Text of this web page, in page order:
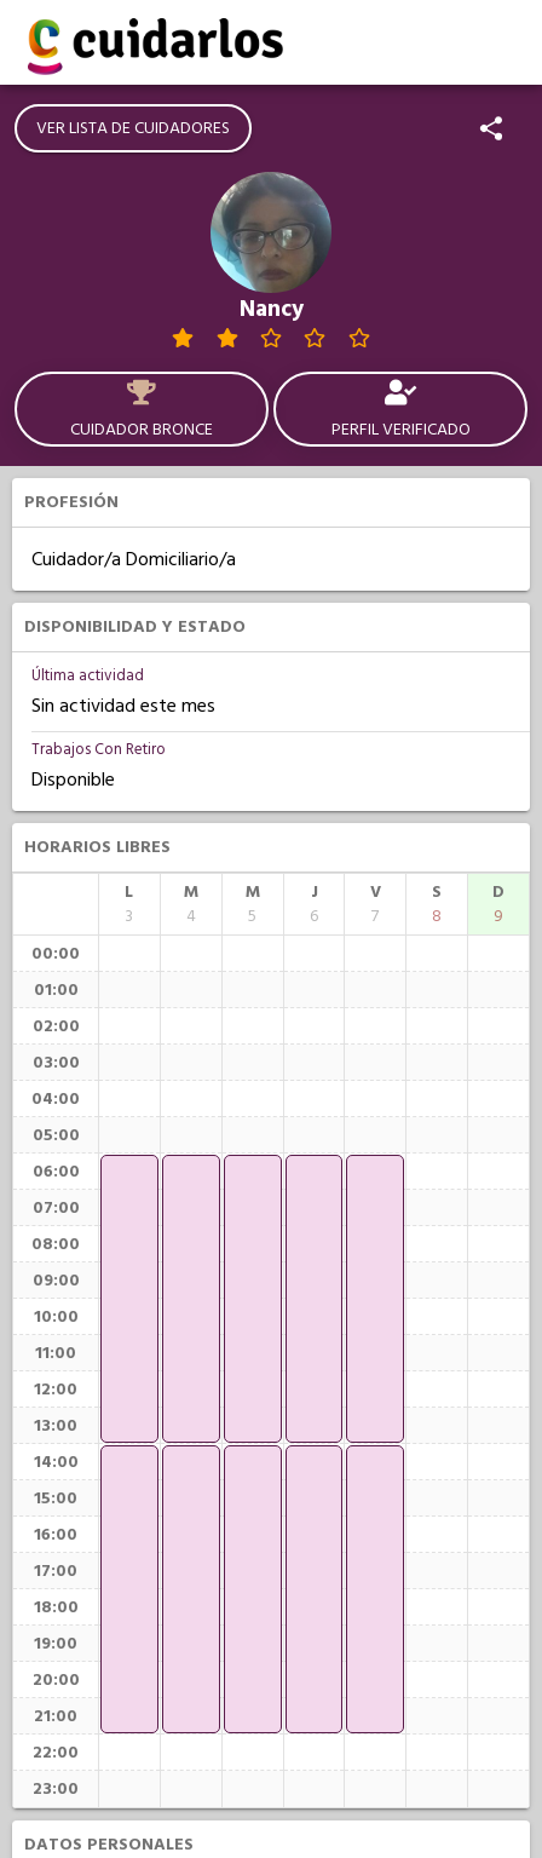
VER LISTA DE CUIDADORES
Nancy
CUIDADOR BRONCE PERFIL VERIFICADO
PROFESIÓN
Cuidador/a Domiciliario/a
DISPONIBILIDAD Y ESTADO
Última actividad
Sin actividad este mes
Trabajos Con Retiro
Disponible
HORARIOS LIBRES
L
3
M
4
M
5
J
6
V
7
S
8
D
9
00:00
01:00
02:00
03:00
04:00
05:00
06:00
07:00
08:00
09:00
10:00
11:00
12:00
13:00
14:00
15:00
16:00
17:00
18:00
19:00
20:00
21:00
22:00
23:00
DATOS PERSONALES